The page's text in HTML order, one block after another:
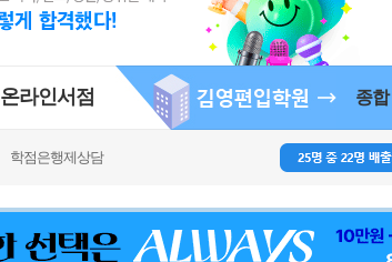
온라인서점 종합
학점은행제상담